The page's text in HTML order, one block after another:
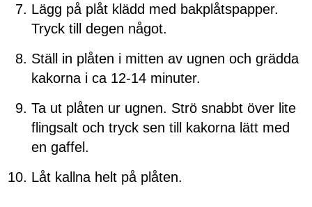
Lägg på plåt klädd med bakplåtspapper.
Tryck till degen något.
Ställ in plåten i mitten av ugnen och grädda
kakorna i ca 12-14 minuter.
Ta ut plåten ur ugnen. Strö snabbt över lite
flingsalt och tryck sen till kakorna lätt med
en gaffel.
Låt kallna helt på plåten.